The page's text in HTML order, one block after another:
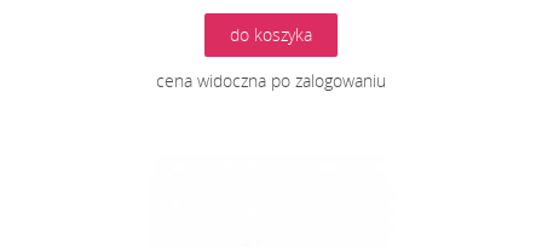
do koszyka
cena widoczna po zalogowaniu